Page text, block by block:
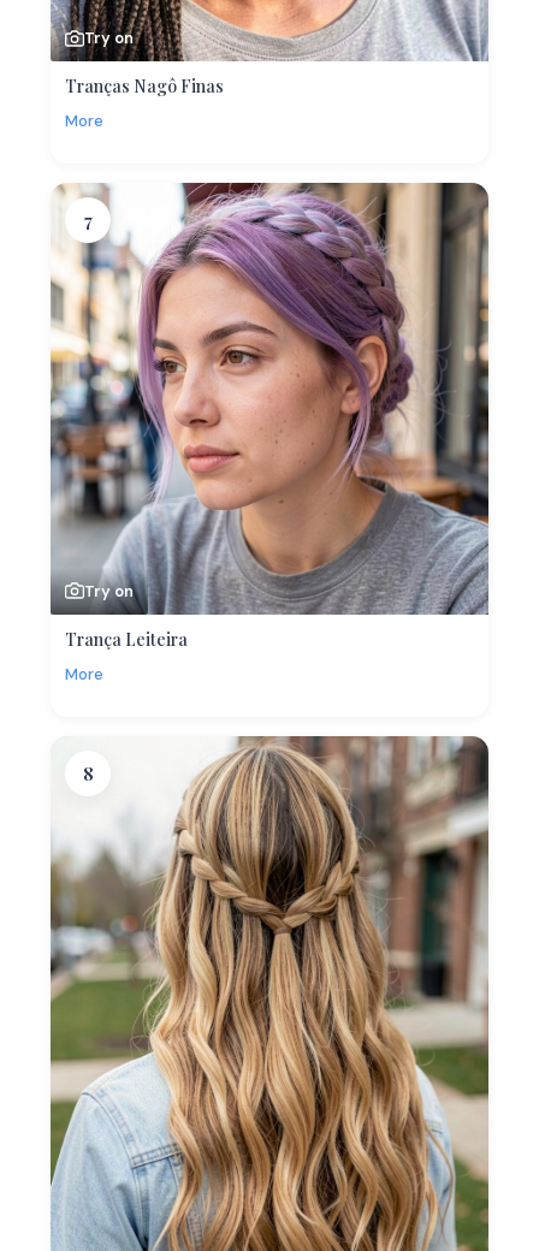
Try on
Tranças Nagô Finas
More
7
Try on
Trança Leiteira
More
8